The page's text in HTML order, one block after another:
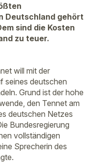
Deutschland gehört
sind die Kosten
zu teuer.
will mit der
seines deutschen
Grund ist der hohe
den Tennet am
deutschen Netzes
Bundesregierung
vollständigen
Sprecherin des